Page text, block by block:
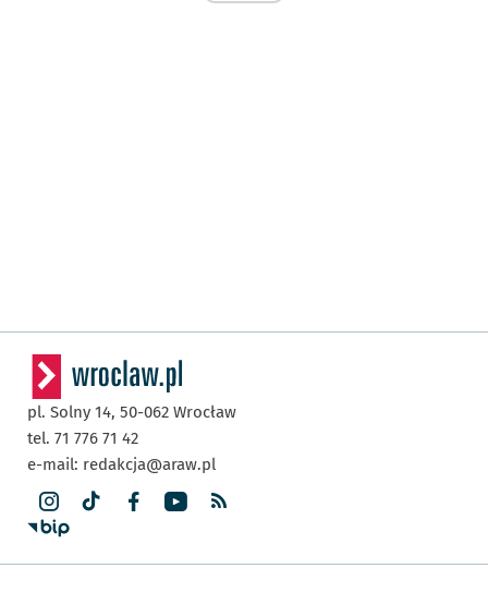
pl. Solny 14, 50-062 Wrocław
tel. 71 776 71 42
e-mail: redakcja@araw.pl